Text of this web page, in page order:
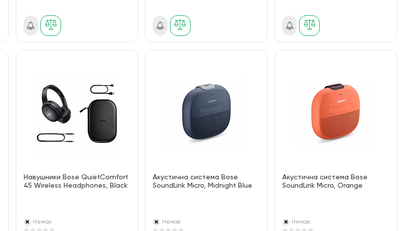
Навушники Bose QuietComfort
45 Wireless Headphones, Black
Немає
Акустична система Bose
SoundLink Micro, Midnight Blue
Немає
Акустична система Bose
SoundLink Micro, Orange
Немає